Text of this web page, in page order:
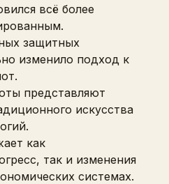
всё более
защитных
изменило подход к
представляют
искусства
как
так и изменения
системах.